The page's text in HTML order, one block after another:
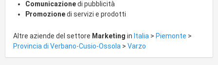
Comunicazionedi pubblicità
Promozionedi servizi e prodotti
Altre aziende del settore Marketing in Italia > Piemonte >
Provincia di Verbano-Cusio-Ossola > Varzo